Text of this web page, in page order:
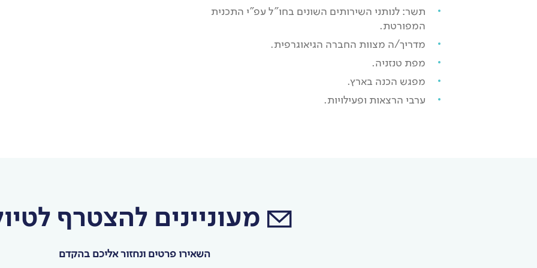
תשר: לנותני השירותים השונים בחו”ל עפ”י התכנית
המפורטת.
מדריך/ה מצוות החברה הגיאוגרפית.
מפת טנזניה.
מפגש הכנה בארץ.
ערבי הרצאות ופעילויות.
מעוניינים להצטרף
השאירו פרטים ונחזור אליכם בהקדם